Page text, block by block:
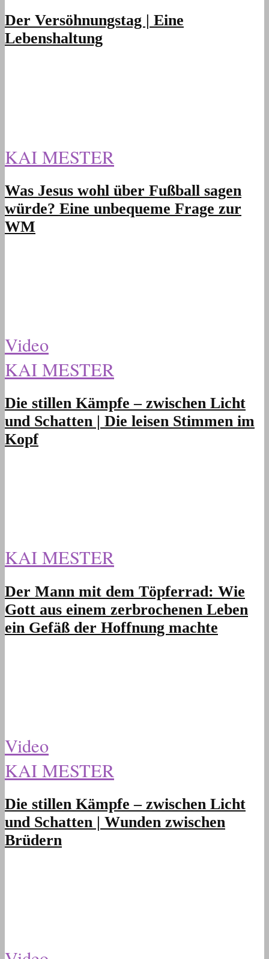
Der Versöhnungstag | Eine
Lebenshaltung
KAI MESTER
Was Jesus wohl über Fußball sagen
würde? Eine unbequeme Frage zur
WM
Video
KAI MESTER
Die stillen Kämpfe – zwischen Licht
und Schatten | Die leisen Stimmen im
Kopf
KAI MESTER
Der Mann mit dem Töpferrad: Wie
Gott aus einem zerbrochenen Leben
ein Gefäß der Hoffnung machte
Video
KAI MESTER
Die stillen Kämpfe – zwischen Licht
und Schatten | Wunden zwischen
Brüdern